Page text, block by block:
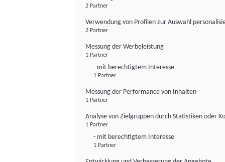
2 Partner
Verwendung von Profilen zur Auswahl
2 Partner
Messung der Werbeleistung
1 Partner
- mit berechtigtem Interesse
1 Partner
Messung der Performance von Inhalten
1 Partner
Analyse von Zielgruppen durch Statistiken oder
1 Partner
- mit berechtigtem Interesse
1 Partner